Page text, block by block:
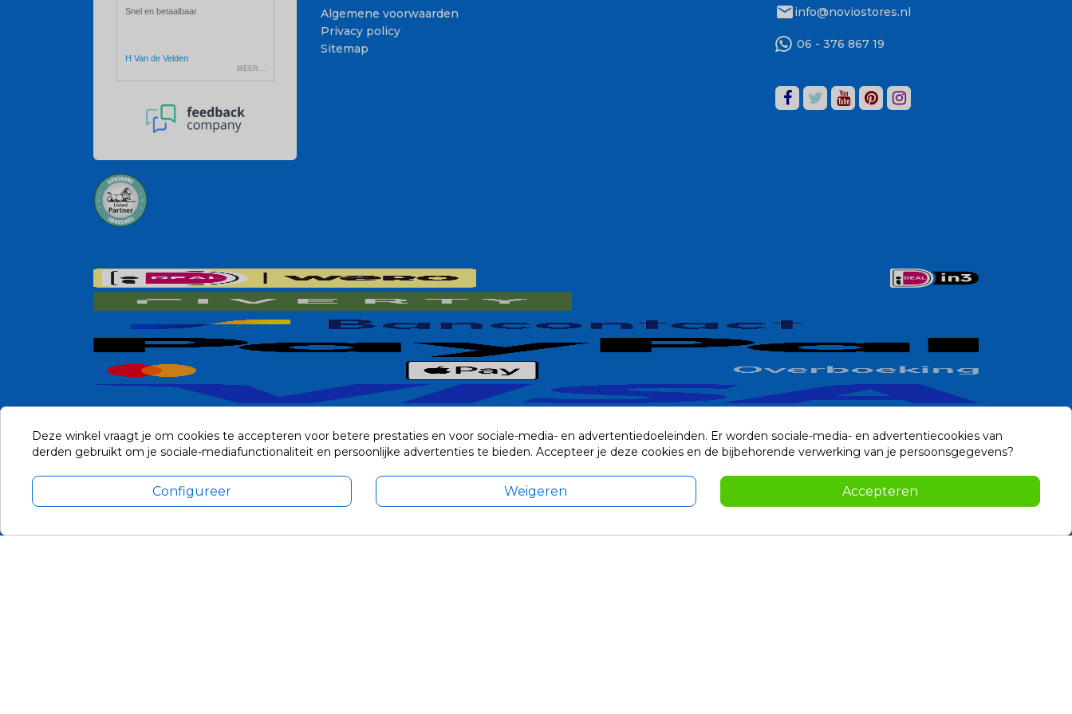
Algemene voorwaarden
Privacy policy
Sitemap
mailinfo@noviostores.nl
06 - 376 867 19
Alle prijzen zijn in Euro, inclusief BTW en andere heffingen en exclusief eventuele verzendkosten.
© 2014-2026 Noviostores.nl. Alle rechten voorbehouden.
Deze winkel vraagt je om cookies te accepteren voor betere prestaties en voor sociale-media- en advertentiedoeleinden. Er worden sociale-media- en advertentiecookies van
derden gebruikt om je sociale-mediafunctionaliteit en persoonlijke advertenties te bieden. Accepteer je deze cookies en de bijbehorende verwerking van je persoonsgegevens?
Configureer Weigeren Accepteren